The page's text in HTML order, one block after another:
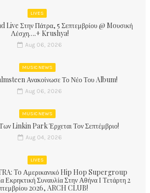
LIVES
Live Στην Πάτρα, 5 Σεπτεμβρίου @ Moυσική
Λέσχη….+ Krushya!
Aug 06, 2026
MUSIC NEWS
Ανακοίνωσε Το Νέο Του Album!
Aug 06, 2026
MUSIC NEWS
Linkin Park Έρχεται Τον Σεπτέμβριο!
Aug 04, 2026
LIVES
To Αμερικανικό Hip Hop Supergroup
Εκρηκτική Συναυλία Στην Αθήνα Ι Τετάρτη 2
2026, ARCH CLUB!